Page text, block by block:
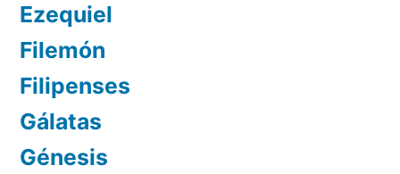
Ezequiel
Filemón
Filipenses
Gálatas
Génesis